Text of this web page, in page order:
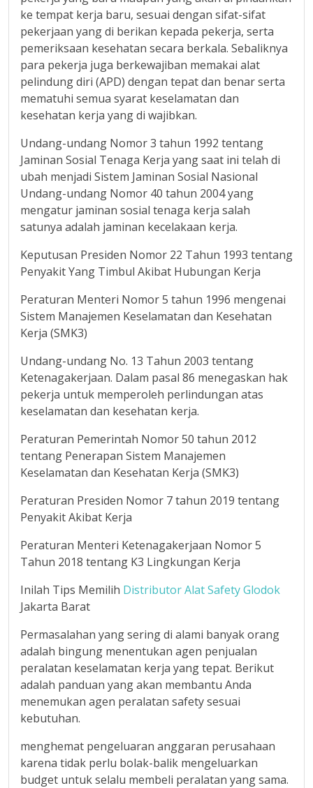
ke tempat kerja baru, sesuai dengan sifat-sifat
pekerjaan yang di berikan kepada pekerja, serta
pemeriksaan kesehatan secara berkala. Sebaliknya
para pekerja juga berkewajiban memakai alat
pelindung diri (APD) dengan tepat dan benar serta
mematuhi semua syarat keselamatan dan
kesehatan kerja yang di wajibkan.
Undang-undang Nomor 3 tahun 1992 tentang
Jaminan Sosial Tenaga Kerja yang saat ini telah di
ubah menjadi Sistem Jaminan Sosial Nasional
Undang-undang Nomor 40 tahun 2004 yang
mengatur jaminan sosial tenaga kerja salah
satunya adalah jaminan kecelakaan kerja.
Keputusan Presiden Nomor 22 Tahun 1993 tentang
Penyakit Yang Timbul Akibat Hubungan Kerja
Peraturan Menteri Nomor 5 tahun 1996 mengenai
Sistem Manajemen Keselamatan dan Kesehatan
Kerja (SMK3)
Undang-undang No. 13 Tahun 2003 tentang
Ketenagakerjaan. Dalam pasal 86 menegaskan hak
pekerja untuk memperoleh perlindungan atas
keselamatan dan kesehatan kerja.
Peraturan Pemerintah Nomor 50 tahun 2012
tentang Penerapan Sistem Manajemen
Keselamatan dan Kesehatan Kerja (SMK3)
Peraturan Presiden Nomor 7 tahun 2019 tentang
Penyakit Akibat Kerja
Peraturan Menteri Ketenagakerjaan Nomor 5
Tahun 2018 tentang K3 Lingkungan Kerja
Inilah Tips Memilih Distributor Alat Safety Glodok
Jakarta Barat
Permasalahan yang sering di alami banyak orang
adalah bingung menentukan agen penjualan
peralatan keselamatan kerja yang tepat. Berikut
adalah panduan yang akan membantu Anda
menemukan agen peralatan safety sesuai
kebutuhan.
menghemat pengeluaran anggaran perusahaan
karena tidak perlu bolak-balik mengeluarkan
budget untuk selalu membeli peralatan yang sama.